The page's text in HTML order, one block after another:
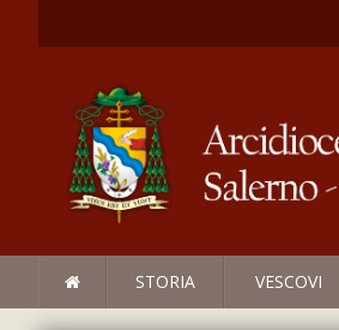
STORIA VESCOVI